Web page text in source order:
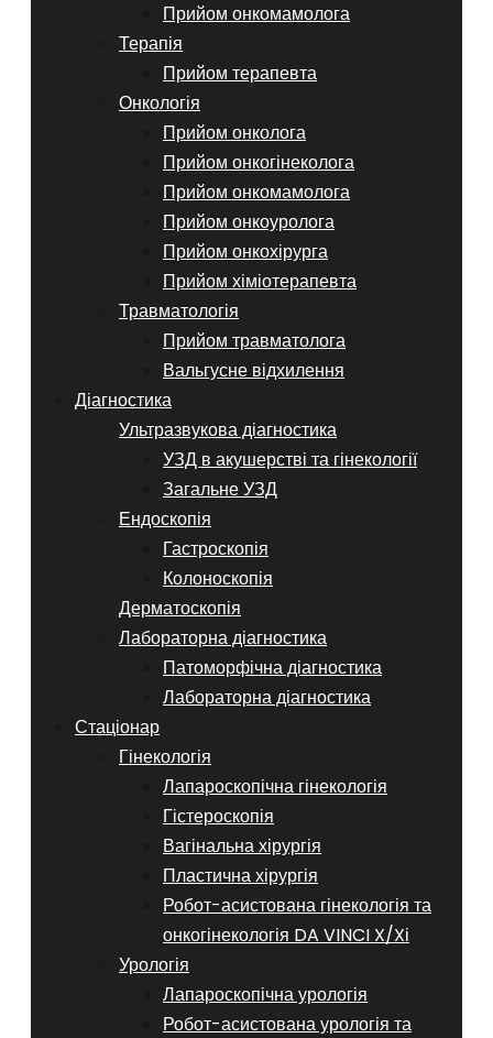
Прийом онкомамолога
Терапія
Прийом терапевта
Онкологія
Прийом онколога
Прийом онкогінеколога
Прийом онкомамолога
Прийом онкоуролога
Прийом онкохірурга
Прийом хіміотерапевта
Травматологія
Прийом травматолога
Вальгусне відхилення
Діагностика
Ультразвукова діагностика
УЗД в акушерстві та гінекології
Загальне УЗД
Ендоскопія
Гастроскопія
Колоноскопія
Дерматоскопія
Лабораторна діагностика
Патоморфічна діагностика
Лабораторна діагностика
Стаціонар
Гінекологія
Лапароскопічна гінекологія
Гістероскопія
Вагінальна хірургія
Пластична хірургія
Робот-асистована гінекологія та
онкогінекологія DA VINCI X/Xі
Урологія
Лапароскопічна урологія
Робот-асистована урологія та